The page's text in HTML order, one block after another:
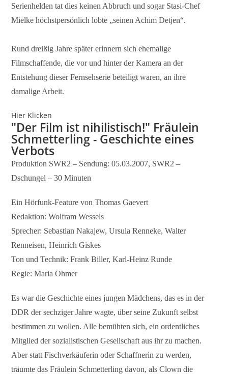
Serienhelden tat dies keinen Abbruch und sogar Stasi-Chef
Mielke höchstpersönlich lobte „seinen Achim Detjen“.
Rund dreißig Jahre später erinnern sich ehemalige
Filmschaffende, die vor und hinter der Kamera an der
Entstehung dieser Fernsehserie beteiligt waren, an ihre
damalige Arbeit.
Hier Klicken
"Der Film ist nihilistisch!" Fräulein
Schmetterling - Geschichte eines
Verbots
Produktion SWR2 – Sendung: 05.03.2007, SWR2 –
Dschungel – 30 Minuten
Ein Hörfunk-Feature von Thomas Gaevert
Redaktion: Wolfram Wessels
Sprecher: Sebastian Nakajew, Ursula Renneke, Walter
Renneisen, Heinrich Giskes
Ton und Technik: Frank Biller, Karl-Heinz Runde
Regie: Maria Ohmer
Es war die Geschichte eines jungen Mädchens, das es in der
DDR der sechziger Jahre wagte, über seine Zukunft selbst
bestimmen zu wollen. Alle bemühten sich, ein ordentliches
Mitglied der sozialistischen Gesellschaft aus ihr zu machen.
Aber statt Fischverkäuferin oder Schaffnerin zu werden,
träumte das Fräulein Schmetterling davon, als Clown die